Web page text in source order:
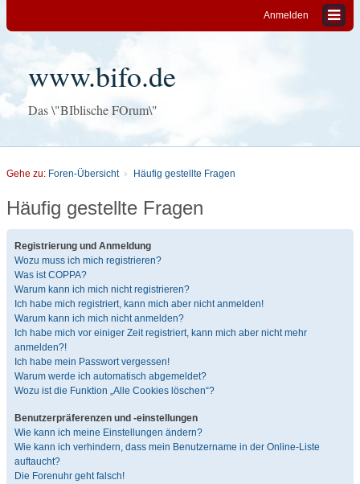
Anmelden
www.bifo.de
Das \"BIblische FOrum\"
Gehe zu: Foren-Übersicht Häufig gestellte Fragen
Häufig gestellte Fragen
Registrierung und Anmeldung
Wozu muss ich mich registrieren?
Was ist COPPA?
Warum kann ich mich nicht registrieren?
Ich habe mich registriert, kann mich aber nicht anmelden!
Warum kann ich mich nicht anmelden?
Ich habe mich vor einiger Zeit registriert, kann mich aber nicht mehr
anmelden?!
Ich habe mein Passwort vergessen!
Warum werde ich automatisch abgemeldet?
Wozu ist die Funktion „Alle Cookies löschen“?
Benutzerpräferenzen und -einstellungen
Wie kann ich meine Einstellungen ändern?
Wie kann ich verhindern, dass mein Benutzername in der Online-Liste
auftaucht?
Die Forenuhr geht falsch!